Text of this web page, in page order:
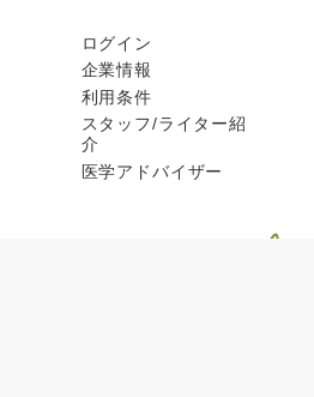
ログイン
企業情報
利用条件
スタッフ/ライター紹
介
医学アドバイザー